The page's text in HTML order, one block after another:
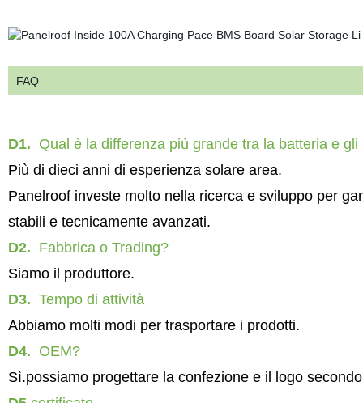
FAQ
D1. Qual è la differenza più grande tra la batteria e
Più di dieci anni di esperienza solare area.
Panelroof investe molto nella ricerca e sviluppo per
stabili e tecnicamente avanzati.
D2. Fabbrica o Trading?
Siamo il produttore.
D3. Tempo di attività
Abbiamo molti modi per trasportare i prodotti.
D4. OEM?
Sì.possiamo progettare la confezione e il logo